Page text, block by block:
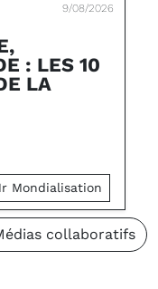
9/08/2026
: LES 10
LA
Mondialisation
collaboratifs